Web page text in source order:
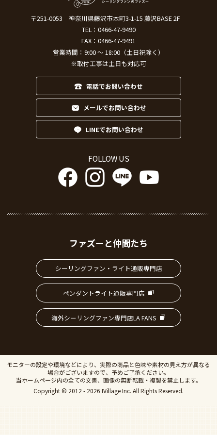
〒251-0053
神奈川県藤沢市本町3-1-15 藤沢BASE 2F
TEL： 0466-47-9490
FAX：0466-47-9491
営業時間：9:00 ～ 18:00（土日祝除く）
※取付工事は土日も対応可
電話でお問い合わせ
メールでお問い合わせ
LINEでお問い合わせ
FOLLOW US
ファズーと仲間たち
シーリングファン・ライト通販専門店
ペンダントライト通販専門店
海外シーリングファン専門店LA FANS
モニターの設定や環境などにより、実際の商品と色味や素材の見え方が異なる
場合がございますので、予めご了承ください。
当ホームページ内の全ての文書、画像の無断転載・複製を禁止します。
Copyright © 2012 - 2026 IVillage Inc. All Rights Reserved.